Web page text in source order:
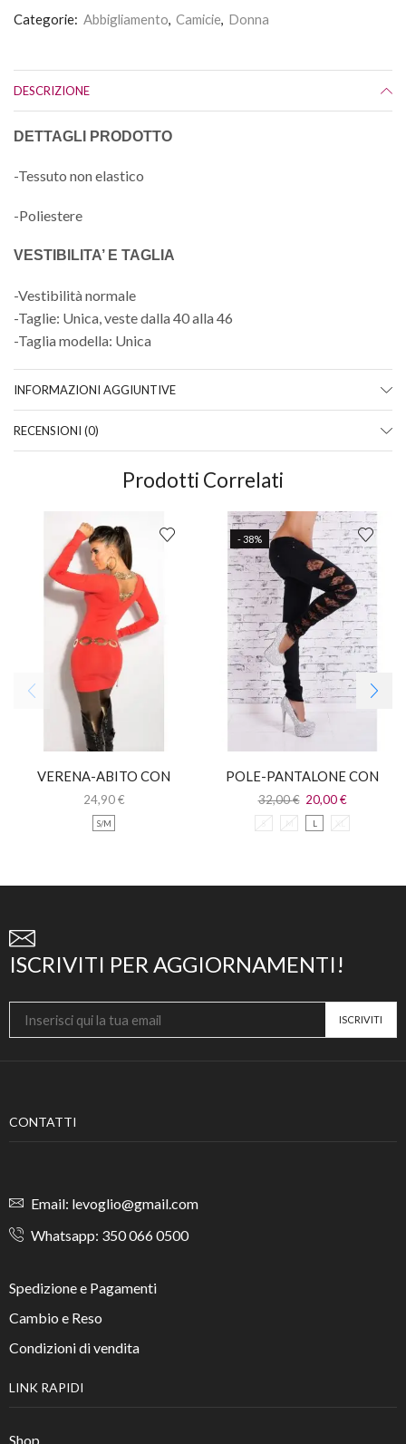
Categorie: Abbigliamento, Camicie, Donna
DESCRIZIONE
DETTAGLI PRODOTTO
-Tessuto non elastico
-Poliestere
VESTIBILITA’ E TAGLIA
-Vestibilità normale
-Taglie: Unica, veste dalla 40 alla 46
-Taglia modella: Unica
INFORMAZIONI AGGIUNTIVE
RECENSIONI (0)
Prodotti Correlati
VERENA-ABITO CON
FIOCCHI LEOPARDATI
24,90€
S/M
- 38%
POLE-PANTALONE CON
FIOCCHI E INSERTI
LEOPARDATI
32,00€ 20,00€
S M L XL
ISCRIVITI PER AGGIORNAMENTI!
CONTATTI
Email: levoglio@gmail.com
Whatsapp: 350 066 0500
Spedizione e Pagamenti
Cambio e Reso
Condizioni di vendita
LINK RAPIDI
Shop